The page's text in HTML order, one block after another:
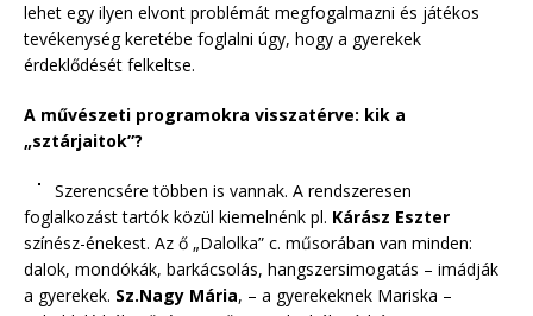
lehet egy ilyen elvont problémát megfogalmazni és játékos
tevékenység keretébe foglalni úgy, hogy a gyerekek
érdeklődését felkeltse.
A művészeti programokra visszatérve: kik a
„sztárjaitok”?
Szerencsére többen is vannak. A rendszeresen
foglalkozást tartók közül kiemelnénk pl. Kárász Eszter
színész-énekest. Az ő „Dalolka” c. műsorában van minden:
dalok, mondókák, barkácsolás, hangszersimogatás – imádják
a gyerekek. Sz.Nagy Mária, – a gyerekeknek Mariska –